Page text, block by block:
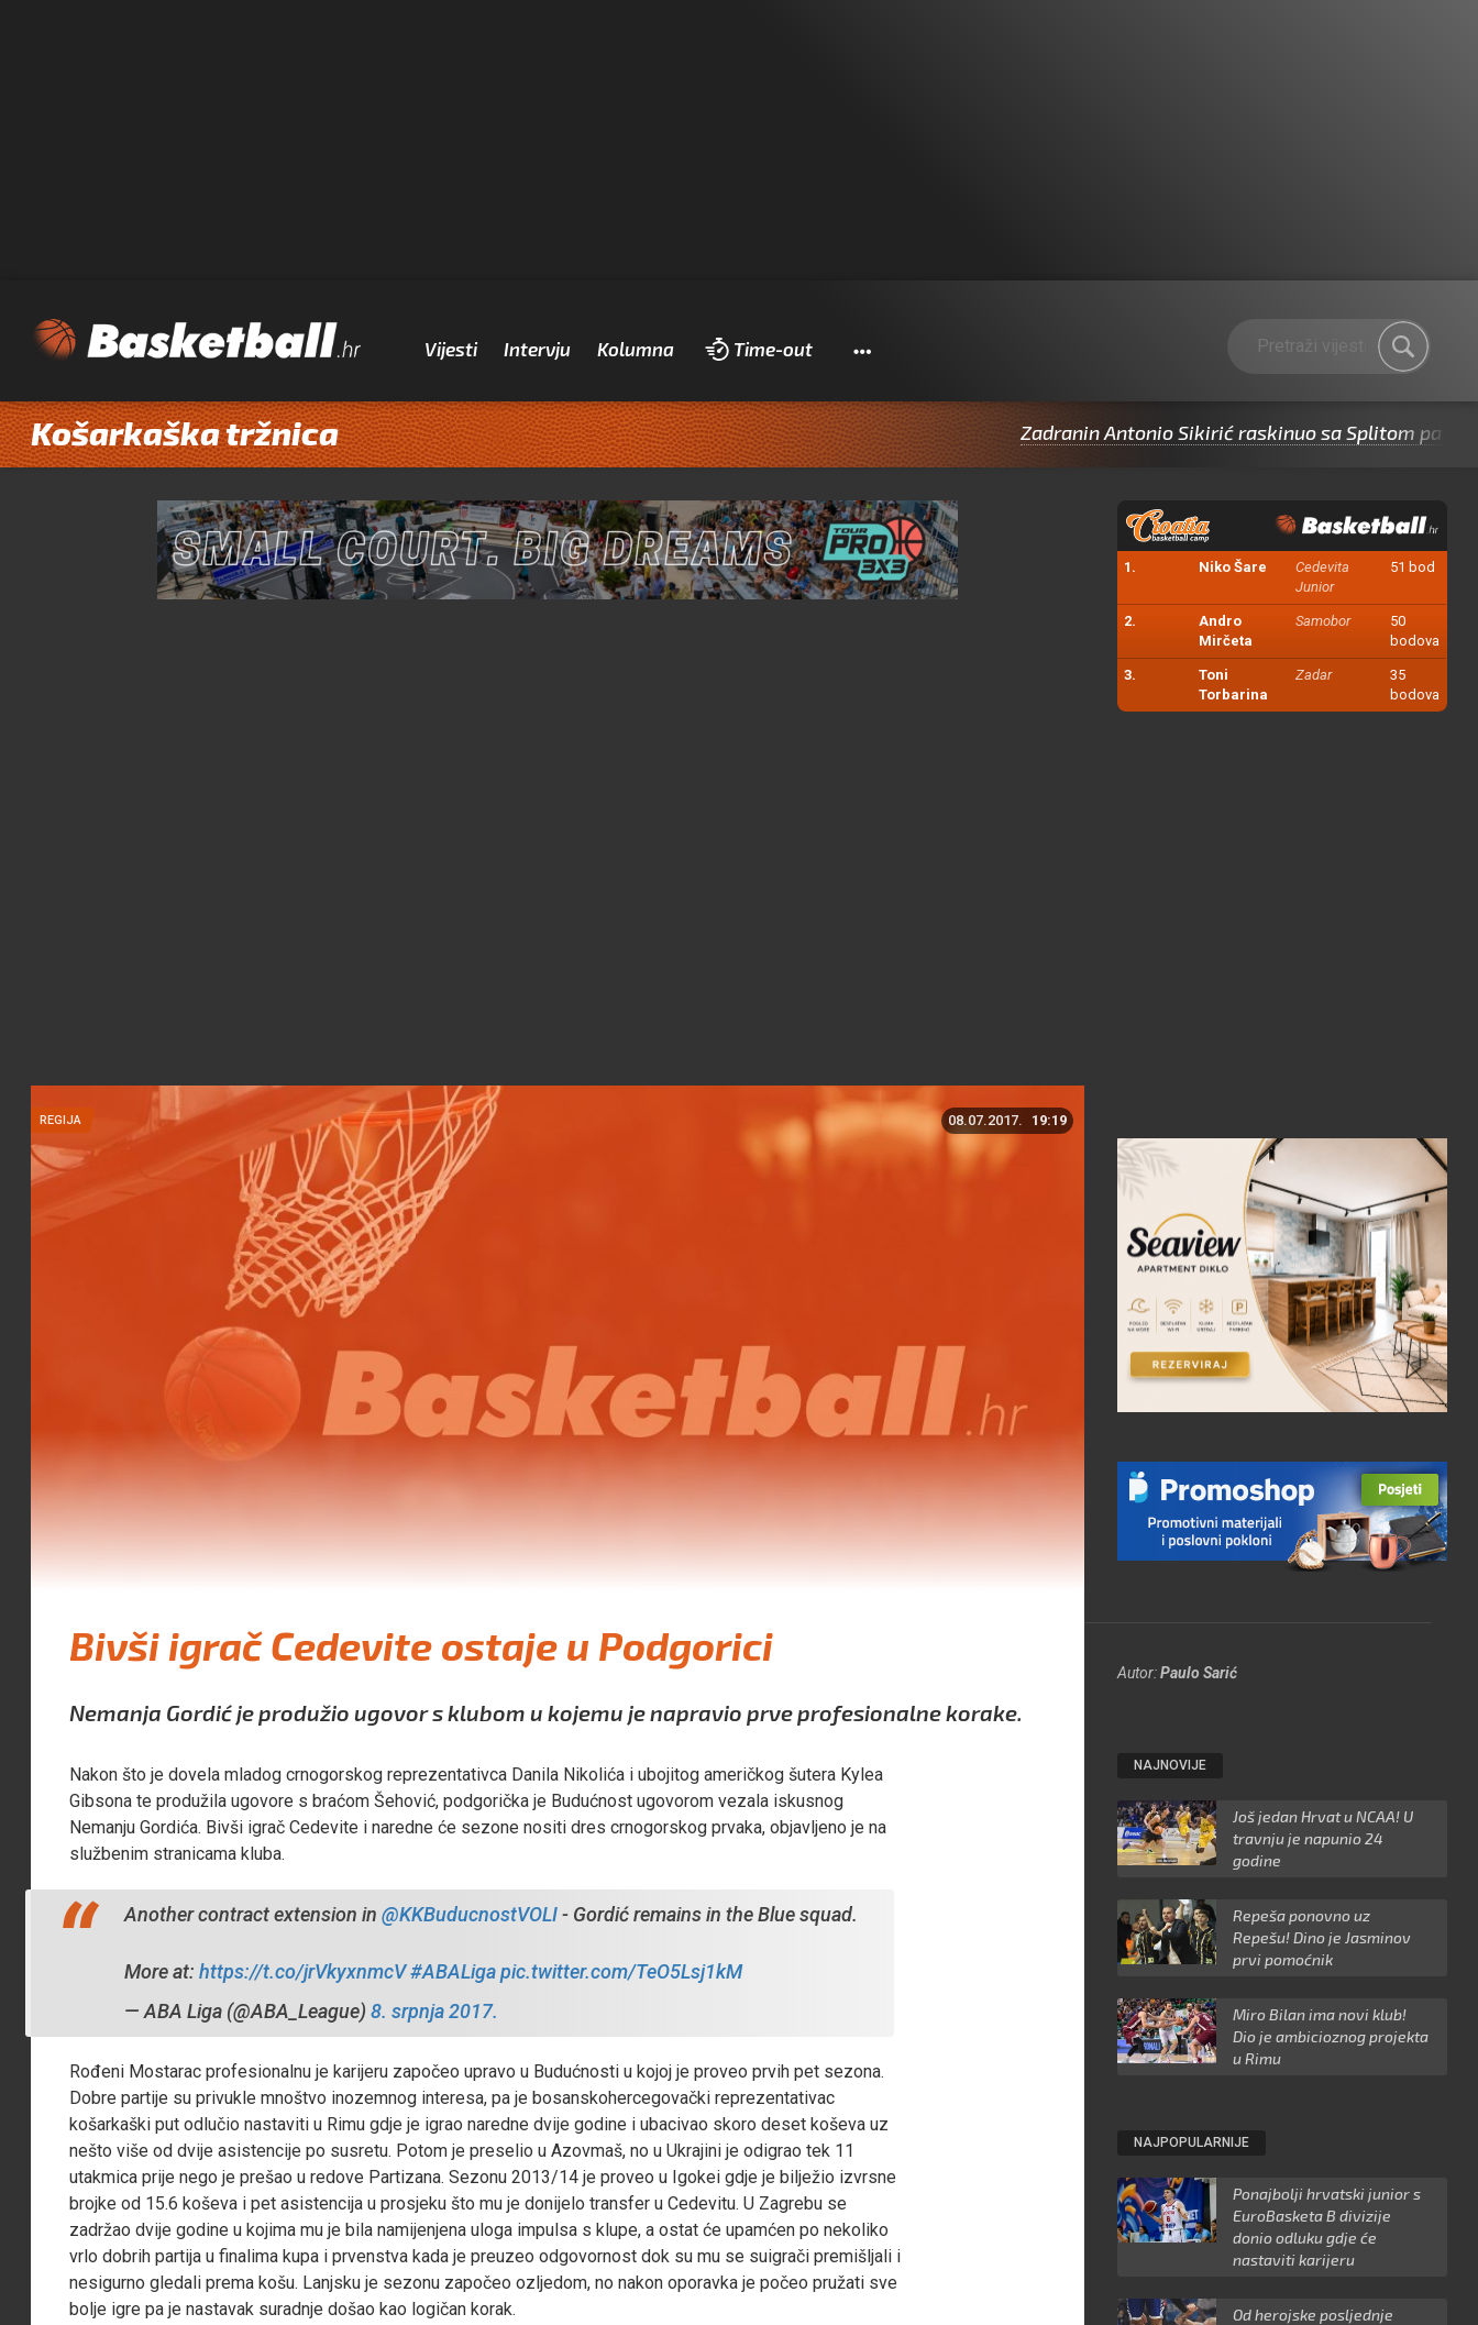
Vijesti Intervju Kolumna Time-out Pretraži
Košarkaška tržnica Zadranin Antonio Sikirić raskinuo sa Splitom pa potpisao
1. Niko Šare
Cedevita
Junior
51 bod
2.
Andro
Mirčeta
Samobor
50
bodova
3.
Toni
Torbarina
Zadar
35
bodova
REGIJA 08.07.2017. 19:19
Bivši igrač Cedevite ostaje u Podgorici
Autor:Paulo Sarić
Nemanja Gordić je produžio ugovor s klubom u kojemu je napravio prve profesionalne korake.
Nakon što je dovela mladog crnogorskog reprezentativca Danila Nikolića i ubojitog američkog šutera Kylea
Gibsona te produžila ugovore s braćom Šehović, podgorička je Budućnost ugovorom vezala iskusnog
Nemanju Gordića. Bivši igrač Cedevite i naredne će sezone nositi dres crnogorskog prvaka, objavljeno je na
službenim stranicama kluba.
Another contract extension in@KKBuducnostVOLI- Gordić remains in the Blue squad.
More at:https://t.co/jrVkyxnmcV#ABALiga pic.twitter.com/TeO5Lsj1kM
— ABA Liga (@ABA_League)8. srpnja 2017.
Rođeni Mostarac profesionalnu je karijeru započeo upravo u Budućnosti u kojoj je proveo prvih pet sezona.
Dobre partije su privukle mnoštvo inozemnog interesa, pa je bosanskohercegovački reprezentativac
košarkaški put odlučio nastaviti u Rimu gdje je igrao naredne dvije godine i ubacivao skoro deset koševa uz
nešto više od dvije asistencije po susretu. Potom je preselio u Azovmaš, no u Ukrajini je odigrao tek 11
utakmica prije nego je prešao u redove Partizana. Sezonu 2013/14 je proveo u Igokei gdje je bilježio izvrsne
brojke od 15.6 koševa i pet asistencija u prosjeku što mu je donijelo transfer u Cedevitu. U Zagrebu se
zadržao dvije godine u kojima mu je bila namijenjena uloga impulsa s klupe, a ostat će upamćen po nekoliko
vrlo dobrih partija u finalima kupa i prvenstva kada je preuzeo odgovornost dok su mu se suigrači premišljali i
nesigurno gledali prema košu. Lanjsku je sezonu započeo ozljedom, no nakon oporavka je počeo pružati sve
bolje igre pa je nastavak suradnje došao kao logičan korak.
NAJNOVIJE
Još jedan Hrvat u NCAA! U
travnju je napunio 24
godine
Repeša ponovno uz
Repešu! Dino je Jasminov
prvi pomoćnik
Miro Bilan ima novi klub!
Dio je ambicioznog projekta
u Rimu
NAJPOPULARNIJE
Ponajbolji hrvatski junior s
EuroBasketa B divizije
donio odluku gdje će
nastaviti karijeru
Od herojske posljednje